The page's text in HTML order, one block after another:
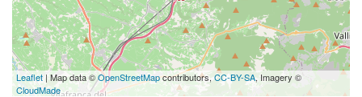
Leaflet | Map data ©OpenStreetMapcontributors, CC-BY-SA, Imagery ©
CloudMade